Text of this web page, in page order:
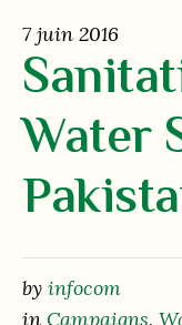
7 juin 2016
Water
by infocom
in Campaigns,